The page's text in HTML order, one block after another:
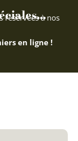
réservées à nos
en ligne !